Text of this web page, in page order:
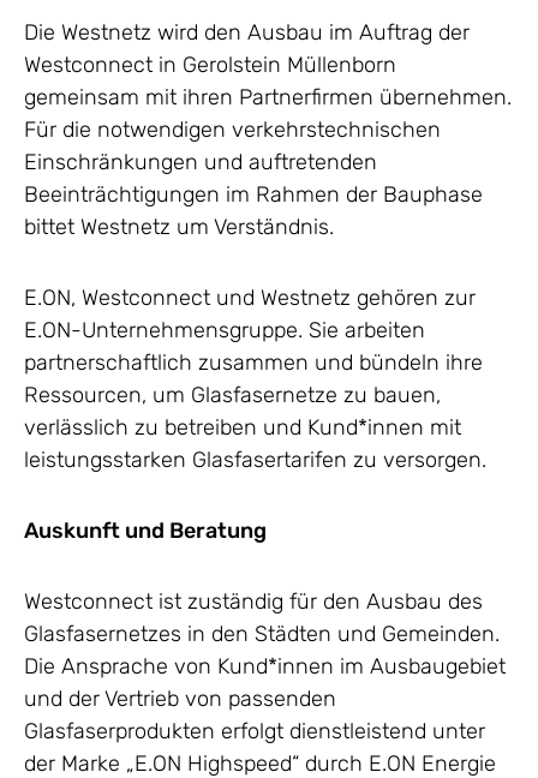
Die Westnetz wird den Ausbau im Auftrag der
Westconnect in Gerolstein Müllenborn
gemeinsam mit ihren Partnerfirmen übernehmen.
Für die notwendigen verkehrstechnischen
Einschränkungen und auftretenden
Beeinträchtigungen im Rahmen der Bauphase
bittet Westnetz um Verständnis.
E.ON, Westconnect und Westnetz gehören zur
E.ON-Unternehmensgruppe. Sie arbeiten
partnerschaftlich zusammen und bündeln ihre
Ressourcen, um Glasfasernetze zu bauen,
verlässlich zu betreiben und Kund*innen mit
leistungsstarken Glasfasertarifen zu versorgen.
Auskunft und Beratung
Westconnect ist zuständig für den Ausbau des
Glasfasernetzes in den Städten und Gemeinden.
Die Ansprache von Kund*innen im Ausbaugebiet
und der Vertrieb von passenden
Glasfaserprodukten erfolgt dienstleistend unter
der Marke „E.ON Highspeed“ durch E.ON Energie